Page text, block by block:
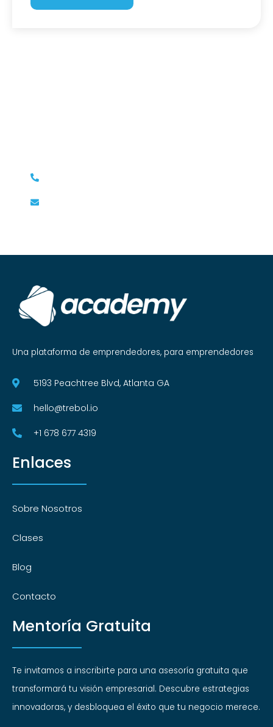
Una plataforma de emprendedores, para emprendedores
5193 Peachtree Blvd, Atlanta GA
hello@trebol.io
+1 678 677 4319
Enlaces
Sobre Nosotros
Clases
Blog
Contacto
Mentoría Gratuita
Te invitamos a inscribirte para una asesoría gratuita que
transformará tu visión empresarial. Descubre estrategias
innovadoras, y desbloquea el éxito que tu negocio merece.